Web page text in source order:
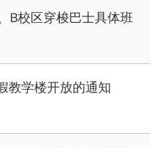
B校区穿梭巴士具体班
教学楼开放的通知